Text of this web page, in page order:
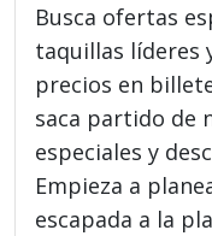
Busca ofertas
taquillas líderes
precios en
saca partido de
especiales y
Empieza a
escapada a la